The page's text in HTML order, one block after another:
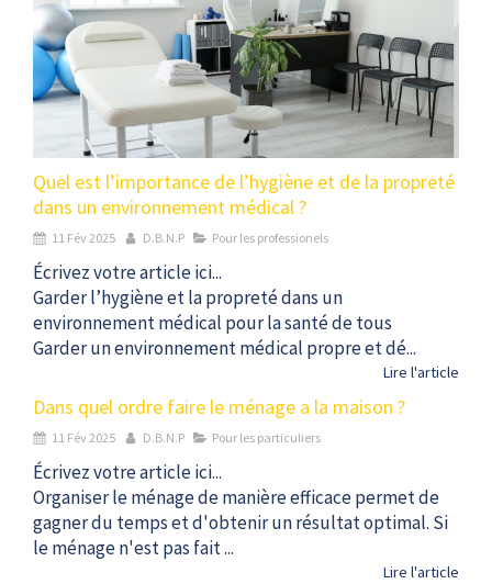
Quel est l’importance de l’hygiène et de la propreté
dans un environnement médical ?
11 Fév 2025 D.B.N.P Pour les professionels
Écrivez votre article ici...
Garder l’hygiène et la propreté dans un
environnement médical pour la santé de tous
Garder un environnement médical propre et dé...
Lire l'article
Dans quel ordre faire le ménage a la maison ?
11 Fév 2025 D.B.N.P Pour les particuliers
Écrivez votre article ici...
Organiser le ménage de manière efficace permet de
gagner du temps et d'obtenir un résultat optimal. Si
le ménage n'est pas fait ...
Lire l'article